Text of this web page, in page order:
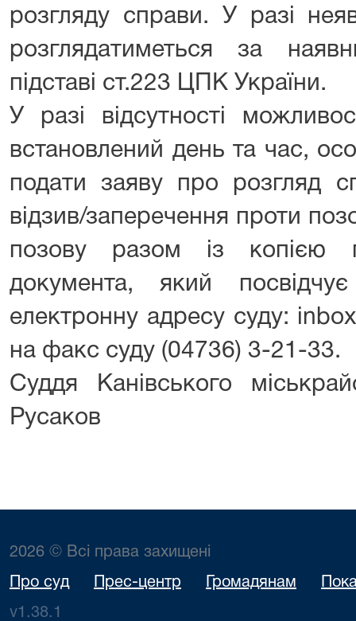
розгляду справи. У разі
розглядатиметься за
підставі ст.223 ЦПК України.
У разі відсутності
встановлений день та час,
подати заяву про розгляд
відзив/заперечення проти
позову разом із копією
документа, який
електронну адресу суду:
на факс суду (04736) 3-21-33.
Суддя Канівського
Русаков
2026 © Всі права захищені
Про суд Прес-центр Громадянам
v1.38.1